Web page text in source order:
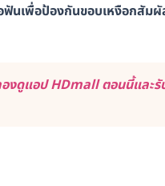
ฟันเพื่อป้องกันขอบเหงือกสัม
งดูแอป HDmall ตอนนี้และรั